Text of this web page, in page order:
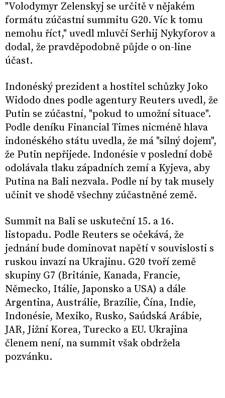
"Volodymyr Zelenskyj se určitě v nějakém
formátu zúčastní summitu G20. Víc k tomu
nemohu říct," uvedl mluvčí Serhij Nykyforov a
dodal, že pravděpodobně půjde o on-line
účast.
Indonéský prezident a hostitel schůzky Joko
Widodo dnes podle agentury Reuters uvedl, že
Putin se zúčastní, "pokud to umožní situace".
Podle deníku Financial Times nicméně hlava
indonéského státu uvedla, že má "silný dojem",
že Putin nepřijede. Indonésie v poslední době
odolávala tlaku západních zemí a Kyjeva, aby
Putina na Bali nezvala. Podle ní by tak musely
učinit ve shodě všechny zúčastněné země.
Summit na Bali se uskuteční 15. a 16.
listopadu. Podle Reuters se očekává, že
jednání bude dominovat napětí v souvislosti s
ruskou invazí na Ukrajinu. G20 tvoří země
skupiny G7 (Británie, Kanada, Francie,
Německo, Itálie, Japonsko a USA) a dále
Argentina, Austrálie, Brazílie, Čína, Indie,
Indonésie, Mexiko, Rusko, Saúdská Arábie,
JAR, Jižní Korea, Turecko a EU. Ukrajina
členem není, na summit však obdržela
pozvánku.